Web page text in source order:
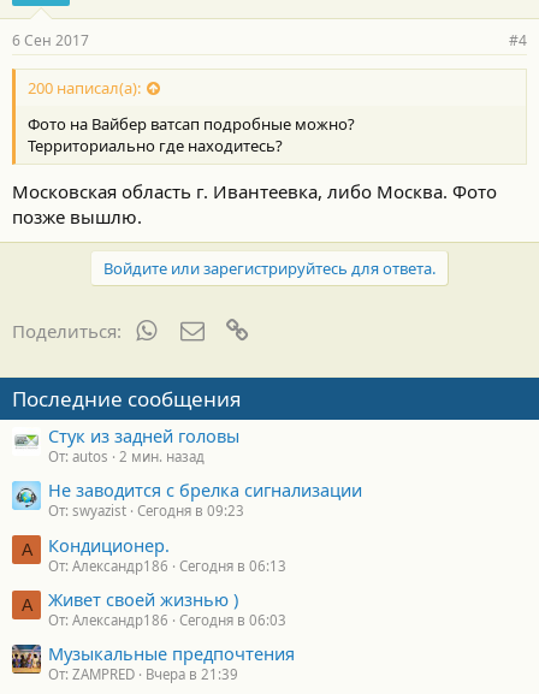
6 Сен 2017 #4
200 написал(а):
Фото на Вайбер ватсап подробные можно?
Территориально где находитесь?
Московская область г. Ивантеевка, либо Москва. Фото
позже вышлю.
Войдите или зарегистрируйтесь для ответа.
Поделиться: WhatsAppЭлектронная почта
Последние сообщения
Стук из задней головы
От: autos 2 мин. назад
Не заводится с брелка сигнализации
От: swyazist Сегодня в 09:23
А Кондиционер.
От: Александр186 Сегодня в 06:13
А Живет своей жизнью )
От: Александр186 Сегодня в 06:03
Музыкальные предпочтения
От: ZAMPRED Вчера в 21:39